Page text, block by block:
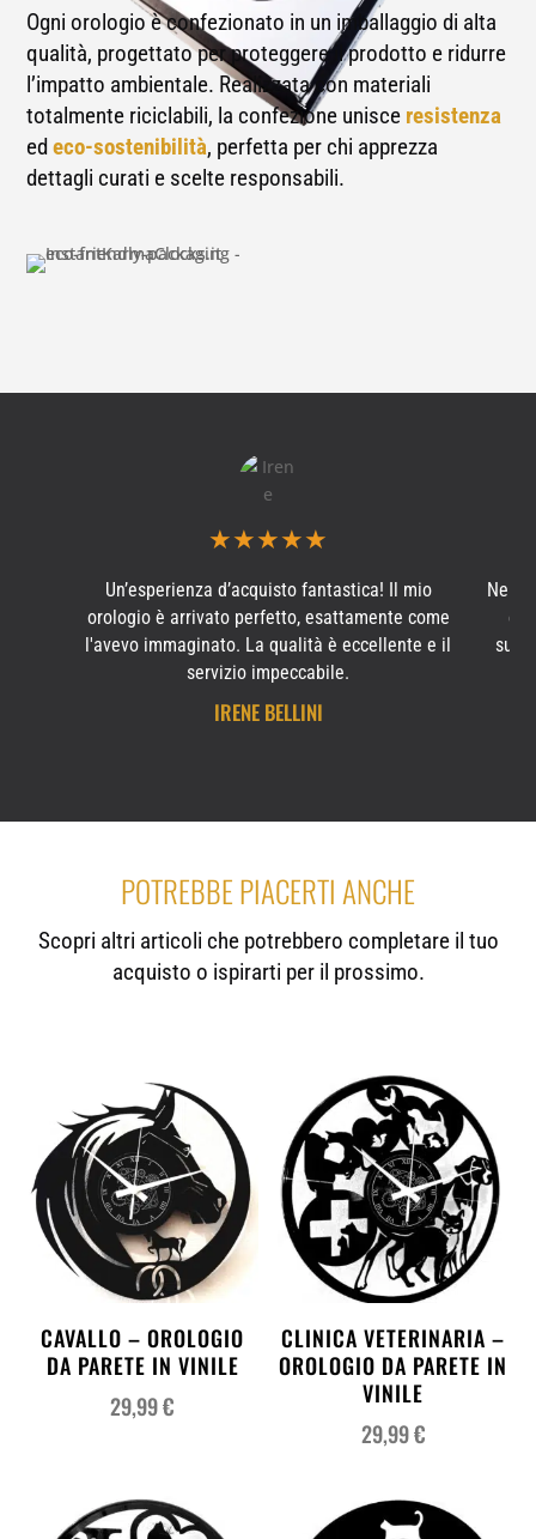
Ogni orologio è confezionato in un imballaggio di alta
qualità, progettato per proteggere il prodotto e ridurre
l’impatto ambientale. Realizzata con materiali
totalmente riciclabili, la confezione unisce resistenza
edeco-sostenibilità, perfetta per chi apprezza
dettagli curati e scelte responsabili.
★★★★★
Un’esperienza d’acquisto fantastica! Il mio
orologio è arrivato perfetto, esattamente come
l'avevo immaginato. La qualità è eccellente e il
servizio impeccabile.
IRENE BELLINI
Ne
e
POTREBBE PIACERTI ANCHE
Scopri altri articoli che potrebbero completare il tuo
acquisto o ispirarti per il prossimo.
CAVALLO – OROLOGIO
DA PARETE IN VINILE
29,99€
CLINICA VETERINARIA –
OROLOGIO DA PARETE IN
VINILE
29,99€